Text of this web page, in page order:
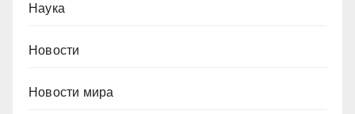
Наука
Новости
Новости мира